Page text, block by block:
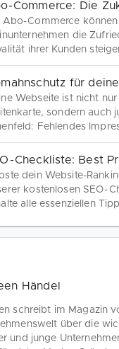
Abo-Commerce können
die
ihrer Kunden
bietet
Hebel
langfristiger
im
Modells. Wir geben
Wachstum.
Webseite ist nicht
sondern auch
Fehlendes
Inhalte können
Vermeide
informieren und
dein Website-
kostenlosen SEO-
alle essenziellen
Händel
schreibt im Magazin
über die
und junge